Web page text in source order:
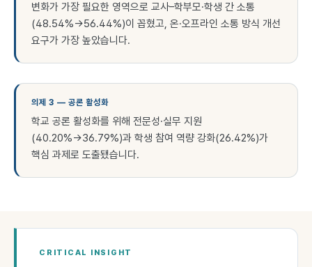
변화가 가장 필요한 영역으로 교사–학부모·학생 간 소통
(48.54%→56.44%)이 꼽혔고, 온·오프라인 소통 방식 개선
요구가 가장 높았습니다.
의제 3 — 공론 활성화
학교 공론 활성화를 위해 전문성·실무 지원
(40.20%→36.79%)과 학생 참여 역량 강화(26.42%)가
핵심 과제로 도출됐습니다.
CRITICAL INSIGHT